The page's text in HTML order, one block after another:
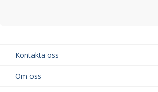
Kontakta oss
Om oss